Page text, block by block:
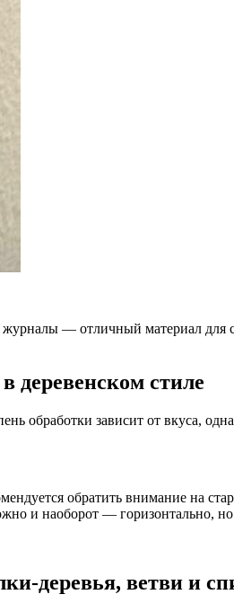
— отличный материал для
деревенском стиле
обработки зависит от вкуса,
обратить внимание на
и наоборот — горизонтально, но
деревья, ветви и